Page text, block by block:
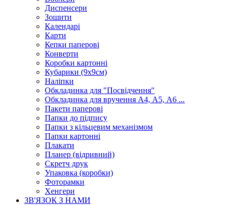
Диспенсери
Зошити
Календарі
Карти
Кепки паперові
Конверти
Коробки картонні
Кубарики (9х9см)
Наліпки
Обкладинка для "Посвідчення"
Обкладинка для вручення А4, А5, А6 ...
Пакети паперові
Папки до підпису
Папки з кільцевим механізмом
Папки картонні
Плакати
Планер (відривний)
Скретч друк
Упаковка (коробки)
Фоторамки
Хенгери
ЗВ'ЯЗОК З НАМИ